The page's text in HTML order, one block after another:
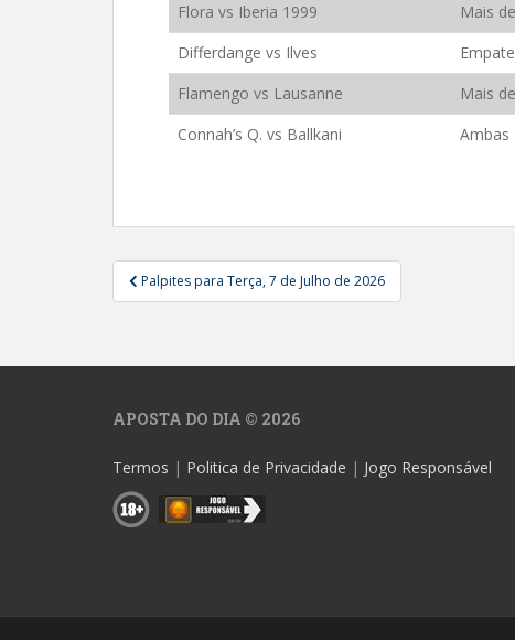
Flora vs Iberia 1999
Mais
Differdange vs Ilves
Empate
Flamengo vs Lausanne
Mais
Connah’s Q. vs Ballkani
Ambas
Navegação
de
Palpites para Terça, 7 de Julho de 2026
APOSTA DO DIA © 2026
Termos | Politica de Privacidade | Jogo Responsável